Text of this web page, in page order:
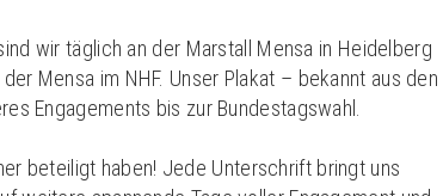
wir täglich an der Marstall Mensa in Heidelberg
Mensa im NHF. Unser Plakat – bekannt aus den
Engagements bis zur Bundestagswahl.
beteiligt haben! Jede Unterschrift bringt uns